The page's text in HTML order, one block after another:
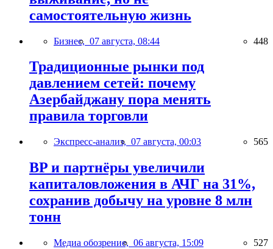
самостоятельную жизнь
Бизнес, 07 августа, 08:44 448
Традиционные рынки под
давлением сетей: почему
Азербайджану пора менять
правила торговли
Экспресс-анализ, 07 августа, 00:03 565
BP и партнёры увеличили
капиталовложения в АЧГ на 31%,
сохранив добычу на уровне 8 млн
тонн
Медиа обозрение, 06 августа, 15:09 527